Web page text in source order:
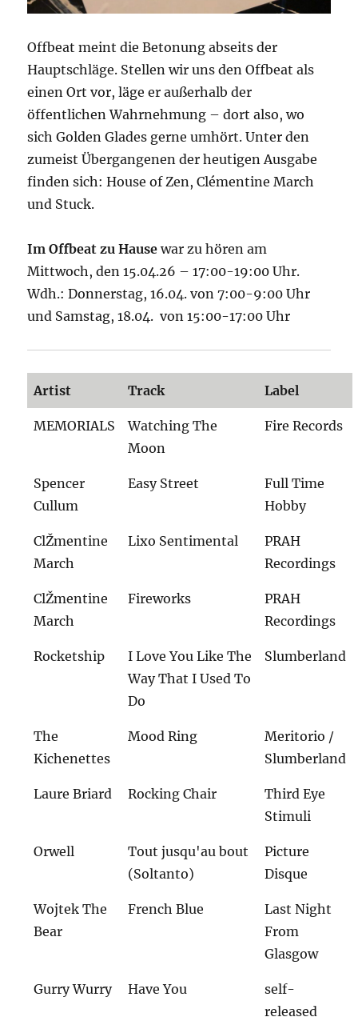
Offbeat meint die Betonung abseits der
Hauptschläge. Stellen wir uns den Offbeat als
einen Ort vor, läge er außerhalb der
öffentlichen Wahrnehmung – dort also, wo
sich Golden Glades gerne umhört. Unter den
zumeist Übergangenen der heutigen Ausgabe
finden sich: House of Zen, Clémentine March
und Stuck.
Im Offbeat zu Hause war zu hören am
Mittwoch, den 15.04.26 – 17:00-19:00 Uhr.
Wdh.: Donnerstag, 16.04. von 7:00-9:00 Uhr
und Samstag, 18.04. von 15:00-17:00 Uhr
Artist Track Label
MEMORIALS
Watching The
Moon
Fire Records
Spencer
Cullum
Easy Street
Full Time
Hobby
ClŽmentine
March
Lixo Sentimental
PRAH
Recordings
ClŽmentine
March
Fireworks
PRAH
Recordings
Rocketship
I Love You Like The
Way That I Used To
Do
Slumberland
The
Kichenettes
Mood Ring
Meritorio /
Slumberland
Laure Briard Rocking Chair
Third Eye
Stimuli
Orwell
Tout jusqu'au bout
(Soltanto)
Picture
Disque
Wojtek The
Bear
French Blue
Last Night
From
Glasgow
Gurry Wurry Have You
self-
released